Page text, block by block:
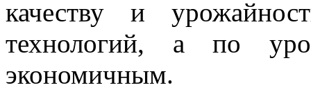
качеству и
технологий, а по
экономичным.